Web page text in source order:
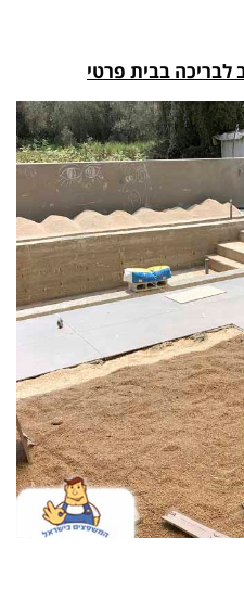
לבריכה בבית פרטי